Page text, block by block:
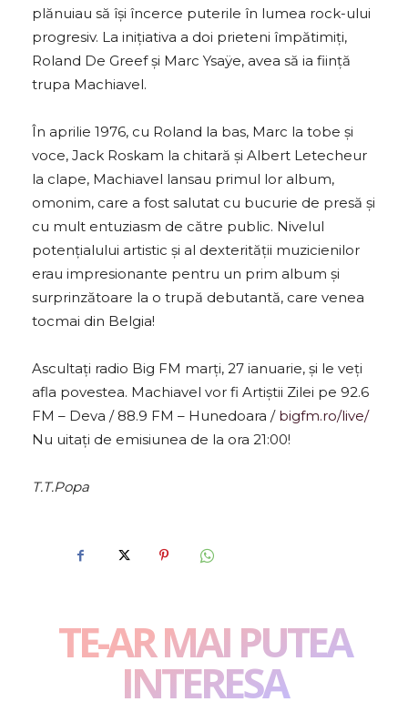
plănuiau să își încerce puterile în lumea rock-ului
progresiv. La inițiativa a doi prieteni împătimiți,
Roland De Greef și Marc Ysaÿe, avea să ia ființă
trupa Machiavel.
În aprilie 1976, cu Roland la bas, Marc la tobe și
voce, Jack Roskam la chitară și Albert Letecheur
la clape, Machiavel lansau primul lor album,
omonim, care a fost salutat cu bucurie de presă și
cu mult entuziasm de către public. Nivelul
potențialului artistic și al dexterității muzicienilor
erau impresionante pentru un prim album și
surprinzătoare la o trupă debutantă, care venea
tocmai din Belgia!
Ascultați radio Big FM marți, 27 ianuarie, și le veți
afla povestea. Machiavel vor fi Artiștii Zilei pe 92.6
FM – Deva / 88.9 FM – Hunedoara / bigfm.ro/live/
Nu uitați de emisiunea de la ora 21:00!
T.T.Popa
TE-AR MAI PUTEA
INTERESA